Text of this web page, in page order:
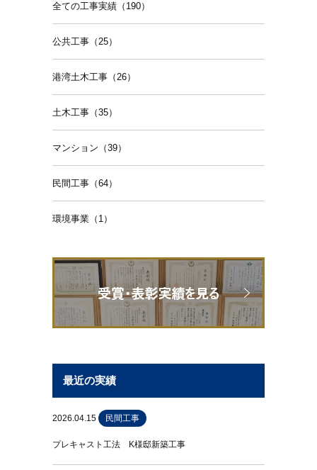
全ての工事実績（190）
公共工事（25）
港湾土木工事（26）
土木工事（35）
マンション（39）
民間工事（64）
環境事業（1）
最近の実績
2026.04.15 民間工事
プレキャスト工法 K様邸新築工事